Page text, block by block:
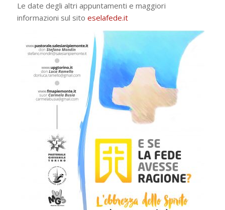
Le date degli altri appuntamenti e maggiori
informazioni sul sito eselafede.it